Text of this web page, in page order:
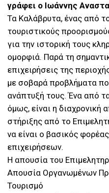
γράφει ο Ιωάννης
Τα Καλάβρυτα, ένας από
τουριστικούς
για την ιστορική τους
ομορφιά. Παρά τη
επιχειρήσεις της
με σοβαρά προβλήματα
ανάπτυξή τους. Ένα από
όμως, είναι η διαχρονική
στήριξης από το
να είναι ο βασικός
επιχειρήσεων.
Η απουσία του
Απουσία Οργανωμένων
Τουρισμό